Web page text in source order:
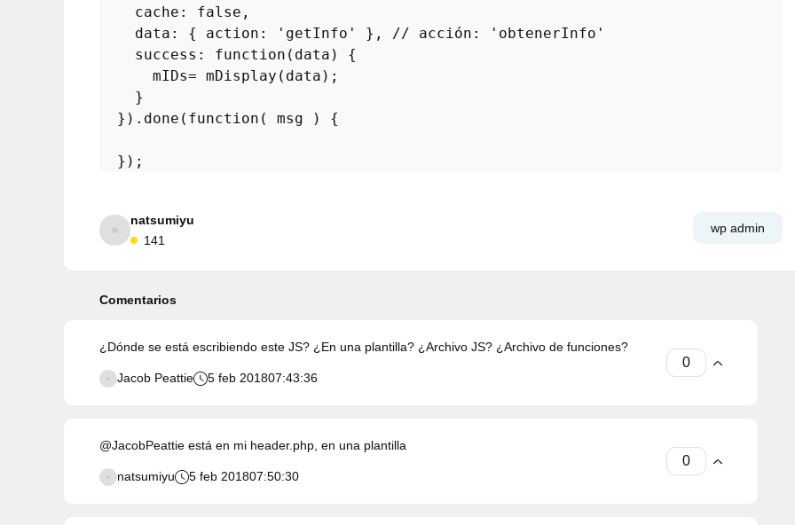
cache : false ,
data : { action : 'getInfo' }, // acción :
'obtenerInfo'
success : function(data) {
      mIDs=
mDisplay (data);
    }
  }).
done (function( msg ) {
natsumiyu
141
wp admin
Comentarios
¿Dónde se está escribiendo este JS? ¿En una plantilla? ¿Archivo JS? ¿Archivo de funciones?
Jacob Peattie 5 feb 201807:43:36
@JacobPeattie está en mi header.php, en una plantilla
natsumiyu 5 feb 201807:50:30